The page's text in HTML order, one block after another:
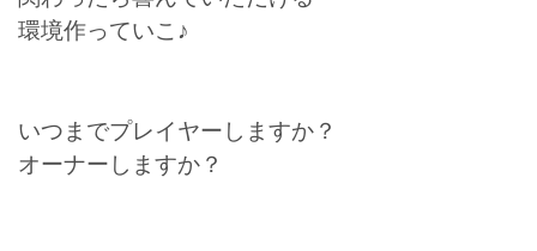
環境作っていこ♪
いつまでプレイヤーしますか？
オーナーしますか？